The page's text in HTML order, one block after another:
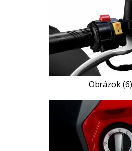
Obrázok (6)